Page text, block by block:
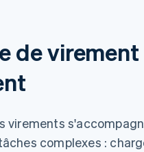
de virement
virements
complexes :